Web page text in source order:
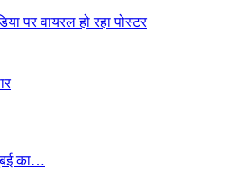
पर वायरल हो रहा पोस्टर
का…